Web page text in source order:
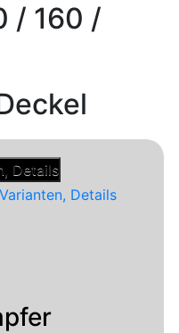
/ 160 /
Details